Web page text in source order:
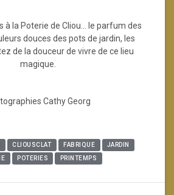
à la Poterie de Cliou… le parfum des
douces des pots de jardin, les
de la douceur de vivre de ce lieu
magique.
Cathy Georg
CLIOUSCLAT FABRIQUE
JARDIN
POTERIES PRINTEMPS